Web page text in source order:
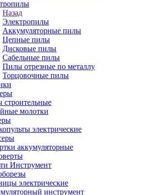
Назад
Электропилы
Аккумуляторные пилы
Цепные пилы
Дисковые пилы
Сабельные пилы
Пилы отрезные по металлу
Торцовочные пилы
молотки
электрические
аккумуляторные
Инструмент
электрические
инструмент